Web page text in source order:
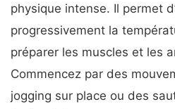
physique intense. Il permet
progressivement la
préparer les muscles et les
Commencez par des
jogging sur place ou des